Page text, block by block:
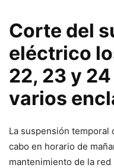
Corte del
eléctrico
22, 23 y
varios
La suspensión temporal
cabo en horario de
mantenimiento de la red